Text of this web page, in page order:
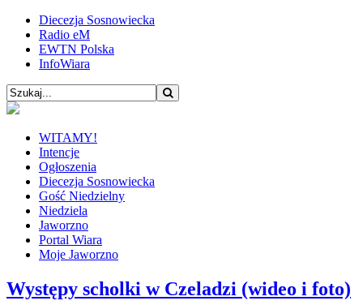
Diecezja Sosnowiecka
Radio eM
EWTN Polska
InfoWiara
WITAMY!
Intencje
Ogłoszenia
Diecezja Sosnowiecka
Gość Niedzielny
Niedziela
Jaworzno
Portal Wiara
Moje Jaworzno
Występy scholki w Czeladzi (wideo i foto)